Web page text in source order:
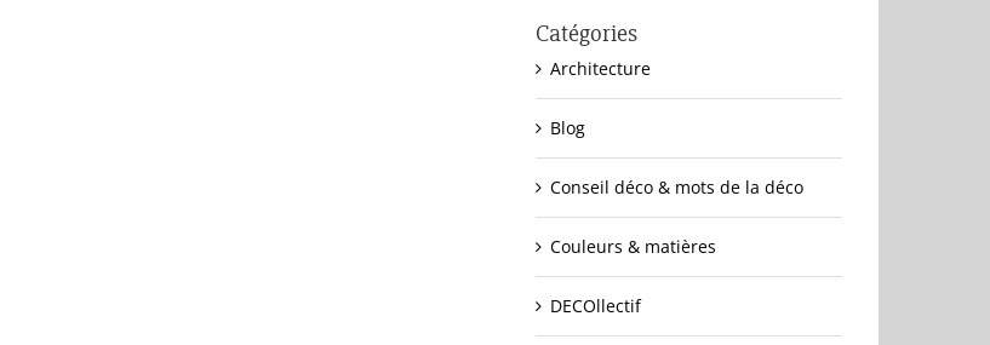
Catégories
Architecture
Blog
Conseil déco & mots de la déco
Couleurs & matières
DECOllectif